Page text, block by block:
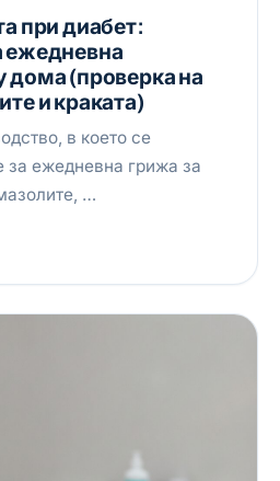
при диабет:
ежедневна
дома (проверка на
и краката)
в което се
за ежедневна грижа за
…